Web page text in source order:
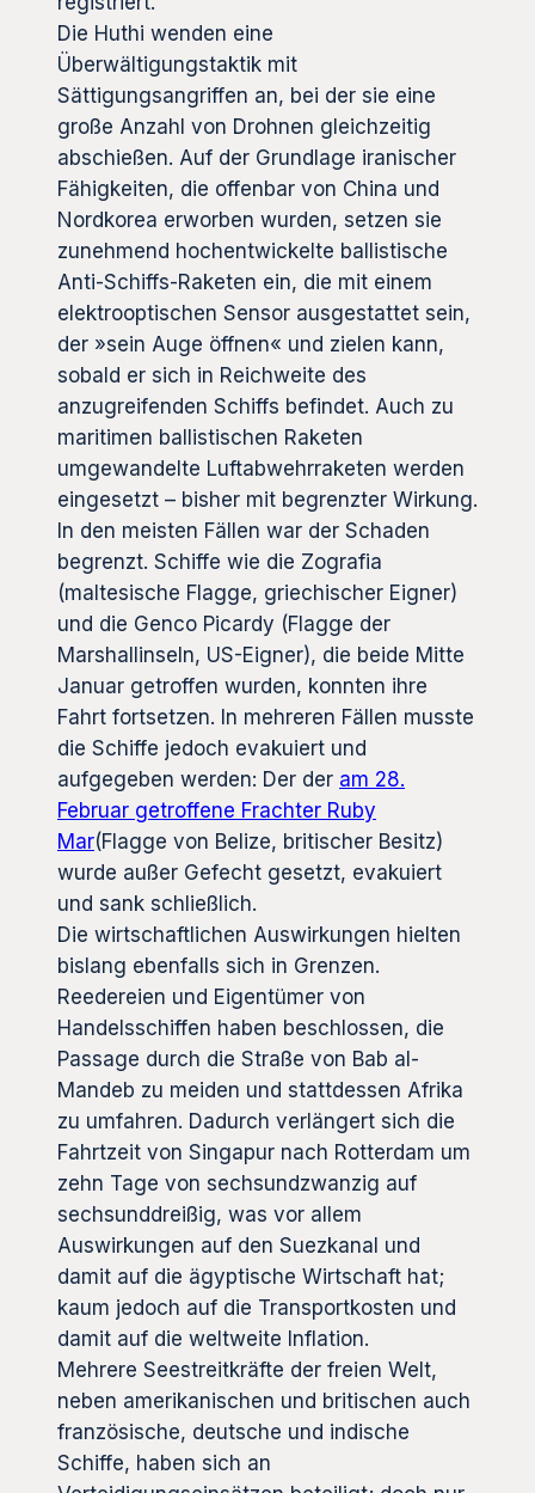
Die Huthi wenden eine
Überwältigungstaktik mit
Sättigungsangriffen an, bei der sie eine
große Anzahl von Drohnen gleichzeitig
abschießen. Auf der Grundlage iranischer
Fähigkeiten, die offenbar von China und
Nordkorea erworben wurden, setzen sie
zunehmend hochentwickelte ballistische
Anti-Schiffs-Raketen ein, die mit einem
elektrooptischen Sensor ausgestattet sein,
der »sein Auge öffnen« und zielen kann,
sobald er sich in Reichweite des
anzugreifenden Schiffs befindet. Auch zu
maritimen ballistischen Raketen
umgewandelte Luftabwehrraketen werden
eingesetzt – bisher mit begrenzter Wirkung.
In den meisten Fällen war der Schaden
begrenzt. Schiffe wie die Zografia
(maltesische Flagge, griechischer Eigner)
und die Genco Picardy (Flagge der
Marshallinseln, US-Eigner), die beide Mitte
Januar getroffen wurden, konnten ihre
Fahrt fortsetzen. In mehreren Fällen musste
die Schiffe jedoch evakuiert und
aufgegeben werden: Der der am 28.
Februar getroffene Frachter Ruby
Mar(Flagge von Belize, britischer Besitz)
wurde außer Gefecht gesetzt, evakuiert
und sank schließlich.
Die wirtschaftlichen Auswirkungen hielten
bislang ebenfalls sich in Grenzen.
Reedereien und Eigentümer von
Handelsschiffen haben beschlossen, die
Passage durch die Straße von Bab al-
Mandeb zu meiden und stattdessen Afrika
zu umfahren. Dadurch verlängert sich die
Fahrtzeit von Singapur nach Rotterdam um
zehn Tage von sechsundzwanzig auf
sechsunddreißig, was vor allem
Auswirkungen auf den Suezkanal und
damit auf die ägyptische Wirtschaft hat;
kaum jedoch auf die Transportkosten und
damit auf die weltweite Inflation.
Mehrere Seestreitkräfte der freien Welt,
neben amerikanischen und britischen auch
französische, deutsche und indische
Schiffe, haben sich an